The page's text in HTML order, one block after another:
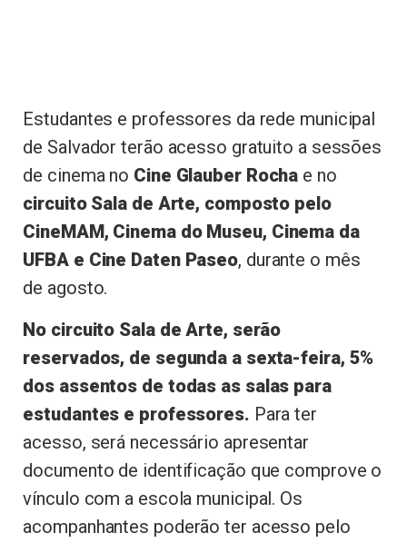
Estudantes e professores da rede municipal
de Salvador terão acesso gratuito a sessões
de cinema no Cine Glauber Rocha e no
circuito Sala de Arte, composto pelo
CineMAM, Cinema do Museu, Cinema da
UFBA e Cine Daten Paseo, durante o mês
de agosto.
No circuito Sala de Arte, serão
reservados, de segunda a sexta-feira, 5%
dos assentos de todas as salas para
estudantes e professores. Para ter
acesso, será necessário apresentar
documento de identificação que comprove o
vínculo com a escola municipal. Os
acompanhantes poderão ter acesso pelo